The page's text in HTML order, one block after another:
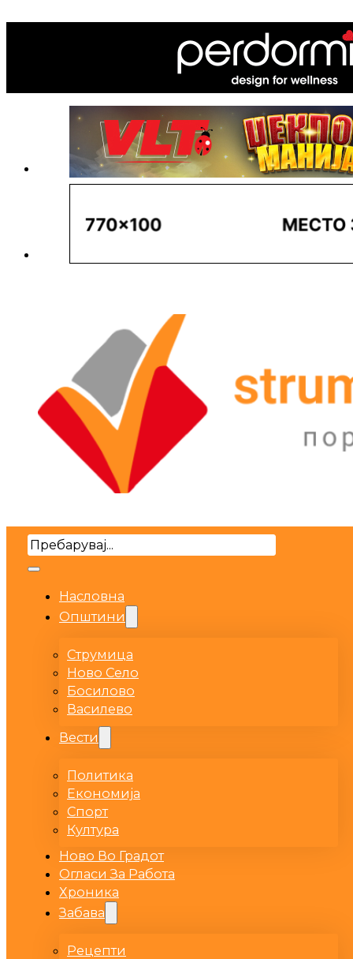
Search
Насловна
Општини
Струмица
Ново Село
Босилово
Василево
Вести
Политика
Економија
Спорт
Култура
Ново Во Градот
Огласи За Работа
Хроника
Забава
Рецепти